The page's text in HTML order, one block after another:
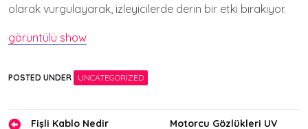
olarak vurgulayarak, izleyicilerde derin bir etki bırakıyor.
görüntülü show
POSTED UNDER UNCATEGORIZED
Fişli Kablo Nedir Motorcu Gözlükleri UV